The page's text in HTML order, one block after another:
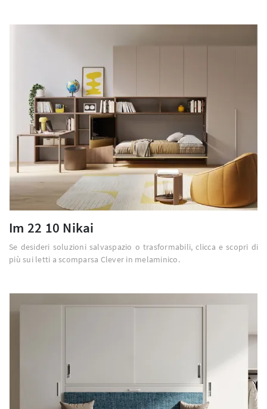
Im 22 10 Nikai
Se desideri soluzioni salvaspazio o trasformabili, clicca e scopri di
più sui letti a scomparsa Clever in melaminico.